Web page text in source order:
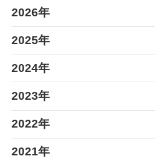
2026年
2025年
2024年
2023年
2022年
2021年